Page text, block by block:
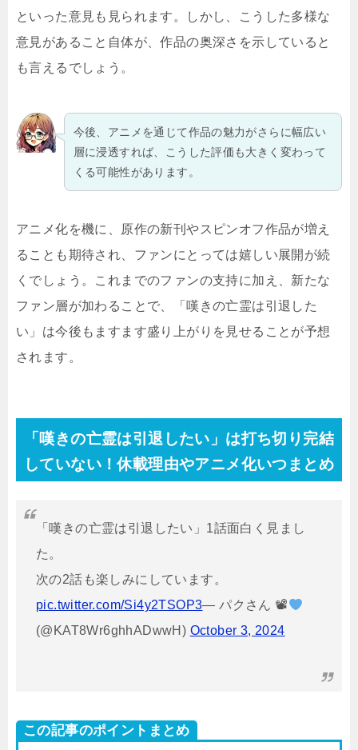
といった意見も見られます。しかし、こうした多様な
意見があること自体が、作品の奥深さを示していると
も言えるでしょう。
今後、アニメを通じて作品の魅力がさらに幅広い
層に浸透すれば、こうした評価も大きく変わって
くる可能性があります。
アニメ化を機に、原作の新刊やスピンオフ作品が増え
ることも期待され、ファンにとっては嬉しい展開が続
くでしょう。これまでのファンの支持に加え、新たな
ファン層が加わることで、「嘆きの亡霊は引退した
い」は今後もますます盛り上がりを見せることが予想
されます。
「嘆きの亡霊は引退したい」は打ち切り完結
していない！休載理由やアニメ化いつまとめ
「嘆きの亡霊は引退したい」1話面白く見まし
た。
次の2話も楽しみにしています。
pic.twitter.com/Si4y2TSOP3— パクさん 📽
(@KAT8Wr6ghhADwwH) October 3, 2024
この記事のポイントまとめ